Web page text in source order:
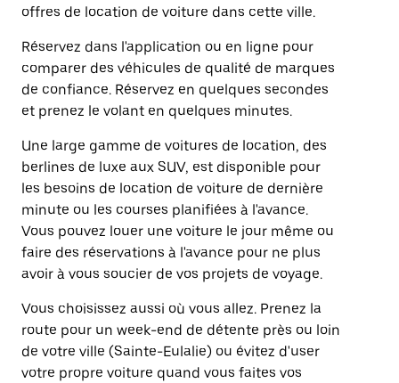
offres de location de voiture dans cette ville.
Réservez dans l'application ou en ligne pour
comparer des véhicules de qualité de marques
de confiance. Réservez en quelques secondes
et prenez le volant en quelques minutes.
Une large gamme de voitures de location, des
berlines de luxe aux SUV, est disponible pour
les besoins de location de voiture de dernière
minute ou les courses planifiées à l'avance.
Vous pouvez louer une voiture le jour même ou
faire des réservations à l'avance pour ne plus
avoir à vous soucier de vos projets de voyage.
Vous choisissez aussi où vous allez. Prenez la
route pour un week-end de détente près ou loin
de votre ville (Sainte-Eulalie) ou évitez d'user
votre propre voiture quand vous faites vos